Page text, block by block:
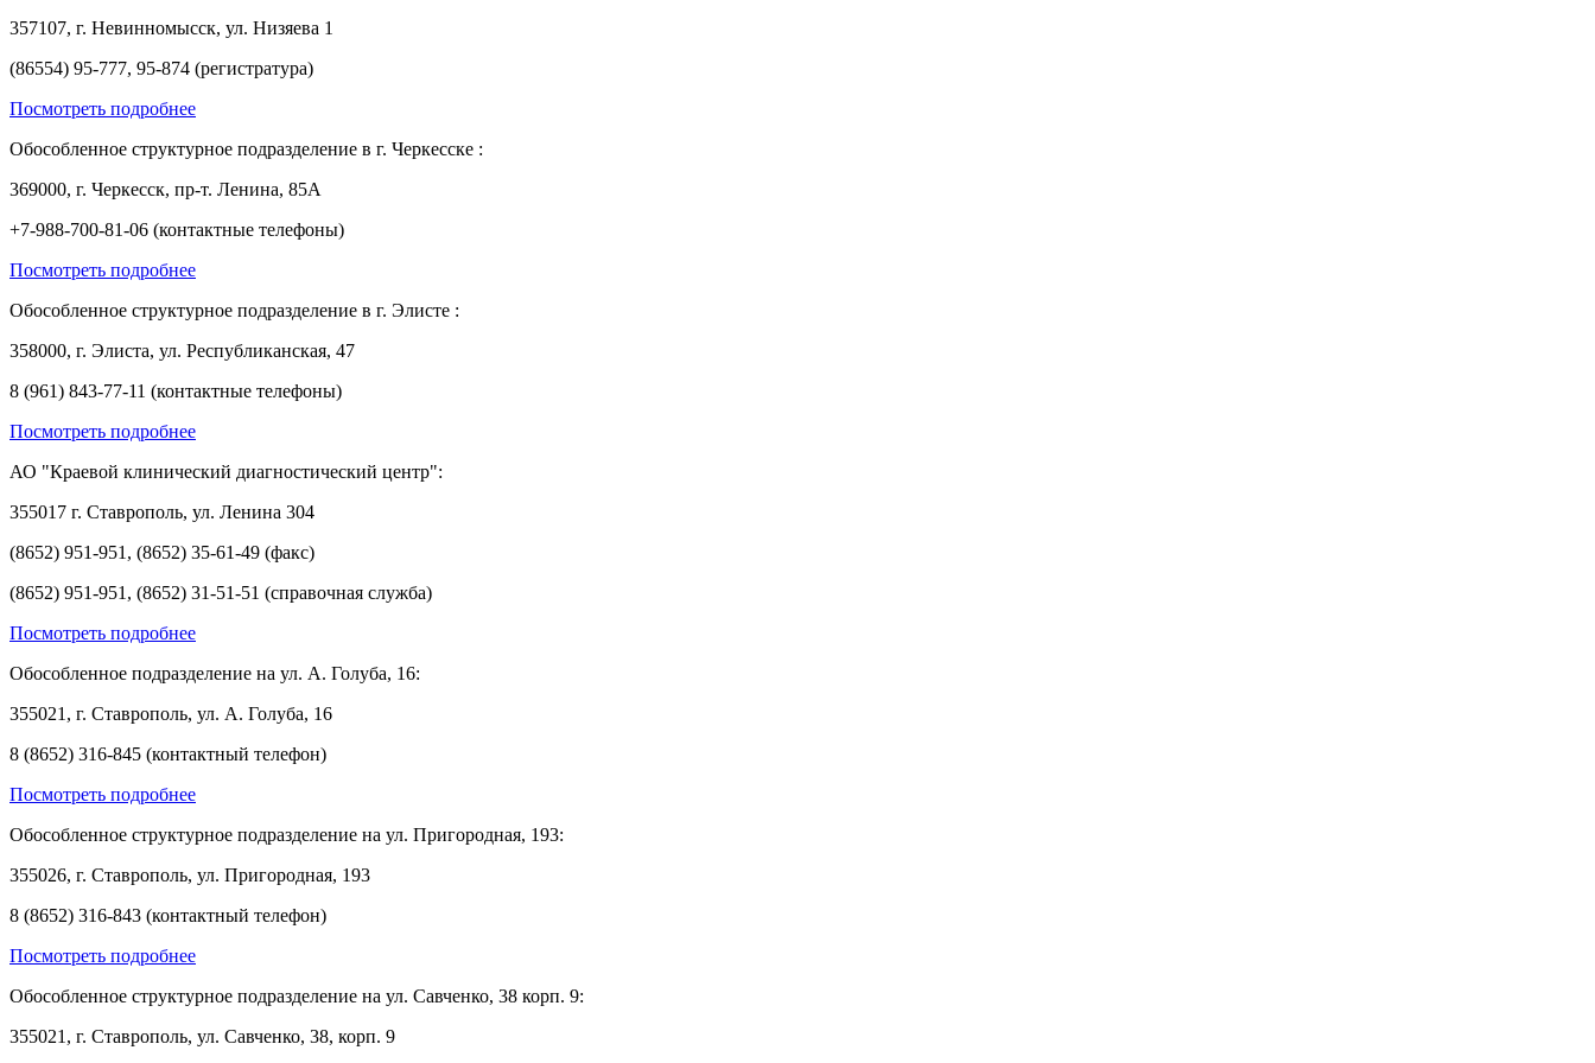
357107, г. Невинномысск, ул. Низяева 1
(86554) 95-777, 95-874 (регистратура)
Посмотреть подробнее
Обособленное структурное подразделение в г. Черкесске :
369000, г. Черкесск, пр-т. Ленина, 85А
+7-988-700-81-06 (контактные телефоны)
Посмотреть подробнее
Обособленное структурное подразделение в г. Элисте :
358000, г. Элиста, ул. Республиканская, 47
8 (961) 843-77-11 (контактные телефоны)
Посмотреть подробнее
АО "Краевой клинический диагностический центр":
355017 г. Ставрополь, ул. Ленина 304
(8652) 951-951, (8652) 35-61-49 (факс)
(8652) 951-951, (8652) 31-51-51 (справочная служба)
Посмотреть подробнее
Обособленное подразделение на ул. А. Голуба, 16:
355021, г. Ставрополь, ул. А. Голуба, 16
8 (8652) 316-845 (контактный телефон)
Посмотреть подробнее
Обособленное структурное подразделение на ул. Пригородная, 193:
355026, г. Ставрополь, ул. Пригородная, 193
8 (8652) 316-843 (контактный телефон)
Посмотреть подробнее
Обособленное структурное подразделение на ул. Савченко, 38 корп. 9:
355021, г. Ставрополь, ул. Савченко, 38, корп. 9